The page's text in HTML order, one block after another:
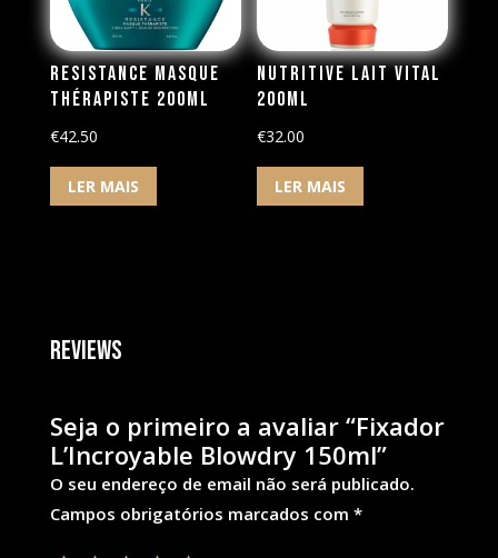
Resistance Masque
Thérapiste 200ml
€42.50
LER MAIS
Nutritive Lait Vital
200ml
€32.00
LER MAIS
Reviews
Seja o primeiro a avaliar “Fixador
L’Incroyable Blowdry 150ml”
O seu endereço de email não será publicado.
Campos obrigatórios marcados com *